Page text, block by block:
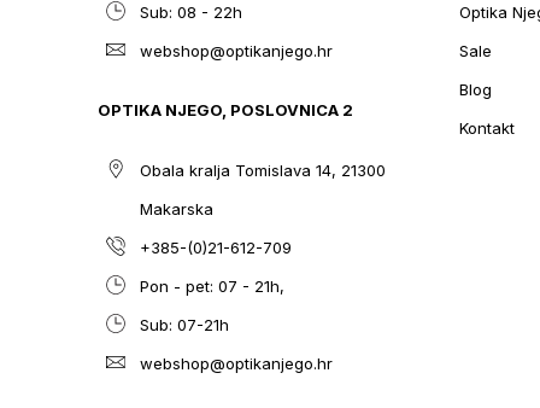
Sub: 08 - 22h
webshop@optikanjego.hr
OPTIKA NJEGO, POSLOVNICA 2
Obala kralja Tomislava 14, 21300
Makarska
+385-(0)21-612-709
Pon - pet: 07 - 21h,
Sub: 07-21h
webshop@optikanjego.hr
Optika
Sale
Blog
Kontakt